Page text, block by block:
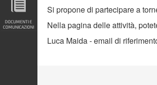
DOCUMENTI E
COMUNICAZIONI
DOCUMENTI E COMUNICAZIONI
Si propone di partecipare a
Nella pagina delle attività,
Luca Maida - email di